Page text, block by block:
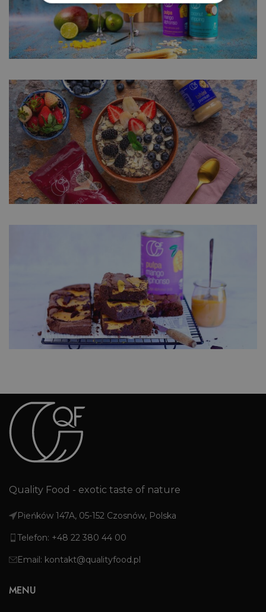
Quality Food - exotic taste of nature
Pieńków 147A, 05-152 Czosnów, Polska
Telefon: +48 22 380 44 00
Email: kontakt@qualityfood.pl
MENU